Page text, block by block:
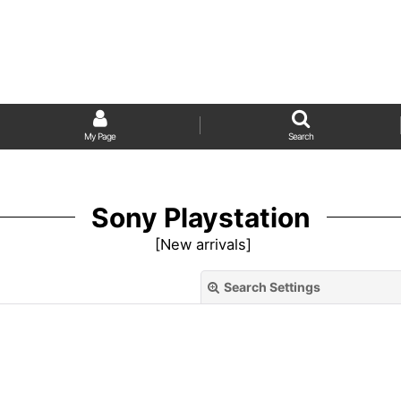
My Page Search
Sony Playstation
[New arrivals]
Search Settings